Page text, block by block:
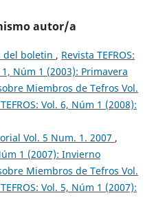
autor/a
del boletin , Revista TEFROS:
Núm 1 (2003): Primavera
Miembros de Tefros Vol.
Vol. 6, Núm 1 (2008):
Vol. 5 Num. 1. 2007 ,
1 (2007): Invierno
Miembros de Tefros Vol.
Vol. 5, Núm 1 (2007):